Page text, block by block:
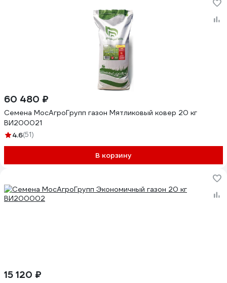
60 480 ₽
Семена МосАгроГрупп газон Мятликовый ковер 20 кг
ВИ200021
4.6(51)
В корзину
15 120 ₽